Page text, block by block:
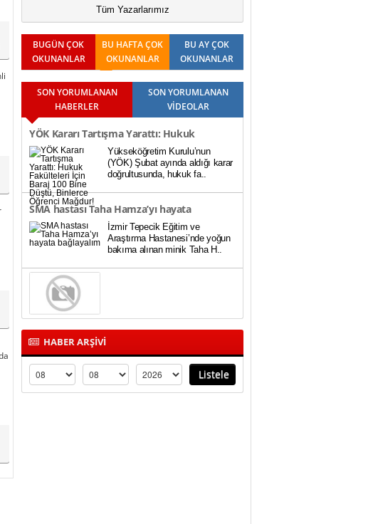
Tüm Yazarlarımız
BUGÜN ÇOK
OKUNANLAR
BU HAFTA ÇOK
OKUNANLAR
BU AY ÇOK
OKUNANLAR
SON YORUMLANAN
HABERLER
SON YORUMLANAN
VİDEOLAR
YÖK Kararı Tartışma Yarattı: Hukuk
Fakülteleri İçin Baraj 100 Bine Düştü,
Binlerce Öğrenci Mağdur!
Yükseköğretim Kurulu’nun
(YÖK) Şubat ayında aldığı karar
doğrultusunda, hukuk fa..
SMA hastası Taha Hamza’yı hayata
bağlayalım
İzmir Tepecik Eğitim ve
Araştırma Hastanesi’nde yoğun
bakıma alınan minik Taha H..
HABER ARŞİVİ